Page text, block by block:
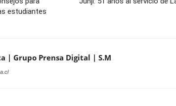
estudiantes
| Grupo Prensa Digital | S.M